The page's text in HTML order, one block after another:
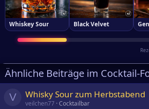
Whiskey Sour Black Velvet
Ähnliche Beiträge im Cocktail-
V Whisky Sour zum Herbstabend
veilchen77 Cocktailbar